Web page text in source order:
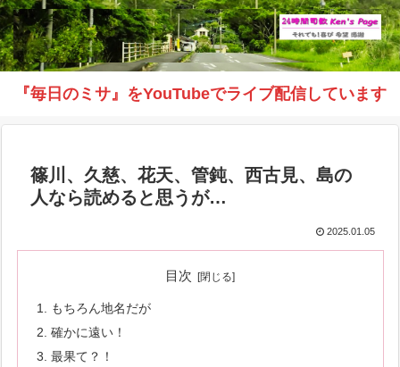
『毎日のミサ』をYouTubeでライブ配信しています
篠川、久慈、花天、管鈍、西古見、島の
人なら読めると思うが…
2025.01.05
目次
もちろん地名だが
確かに遠い！
最果て？！